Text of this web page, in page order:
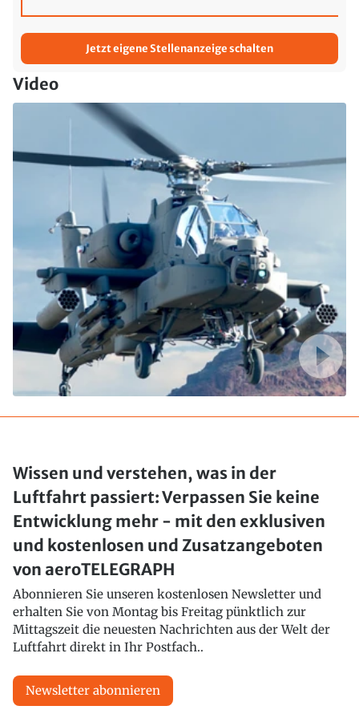
Jetzt eigene Stellenanzeige schalten
Video
Wissen und verstehen, was in der
Luftfahrt passiert: Verpassen Sie keine
Entwicklung mehr - mit den exklusiven
und kostenlosen und Zusatzangeboten
von aeroTELEGRAPH
Abonnieren Sie unseren kostenlosen Newsletter und
erhalten Sie von Montag bis Freitag pünktlich zur
Mittagszeit die neuesten Nachrichten aus der Welt der
Luftfahrt direkt in Ihr Postfach..
Newsletter abonnieren